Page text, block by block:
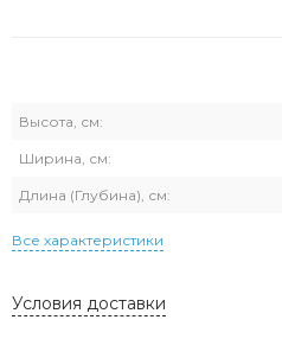
Высота, см:
Ширина, см:
Длина (Глубина), см:
Все характеристики
Условия доставки